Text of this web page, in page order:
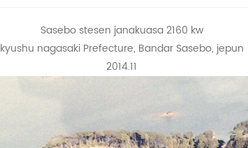
Sasebo stesen janakuasa 2160 kw
kyushu nagasaki Prefecture, Bandar Sasebo, jepun
2014.11